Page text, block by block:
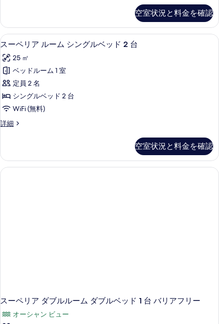
の
写
真
を
表
示
す
る
細
1
台
海
側
の
す
べ
て
の
を
表
ダ
ブ
ル
ッ
ド
台
海
側
の
詳
空室状況と料金を確認
ス
ー
ペ
リ
ア
ル
ム
ン
グ
の
写
スーペリア ルーム シングルベッド
6
スーペリア ルーム シングルベッド 2 台
25 ㎡
ベッドルーム 1 室
定員 2 名
シングルベッド 2 台
WiFi (無料)
詳細
ス
ア
ル
ー
空室状況と料金を確認
スーペリア ダブルルーム ダブルベッド 1 台 バリアフリー
オーシャン ビュー